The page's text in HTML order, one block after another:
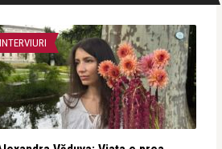
INTERVIURI